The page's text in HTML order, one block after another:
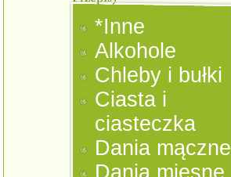
*Inne
Alkohole
Chleby i bułki
Ciasta i
ciasteczka
Dania mączne
Dania mięsne